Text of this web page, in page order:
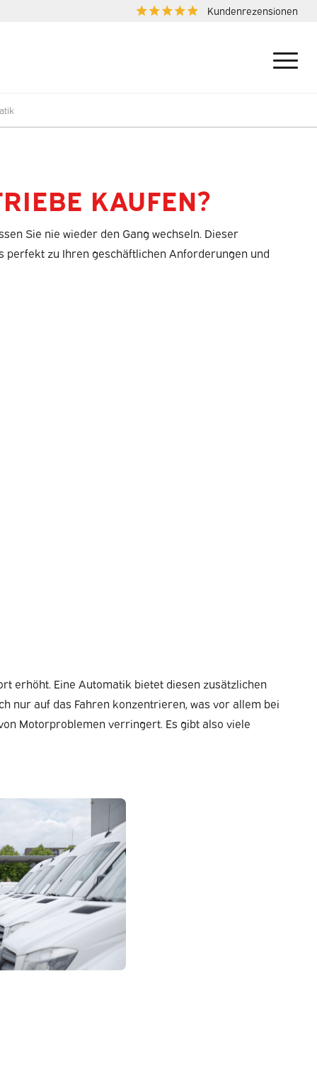
Kundenrezensionen
KAUFEN?
Sie nie wieder den Gang wechseln. Dieser
zu Ihren geschäftlichen Anforderungen und
erhöht. Eine Automatik bietet diesen zusätzlichen
nur auf das Fahren konzentrieren, was vor allem bei
Motorproblemen verringert. Es gibt also viele